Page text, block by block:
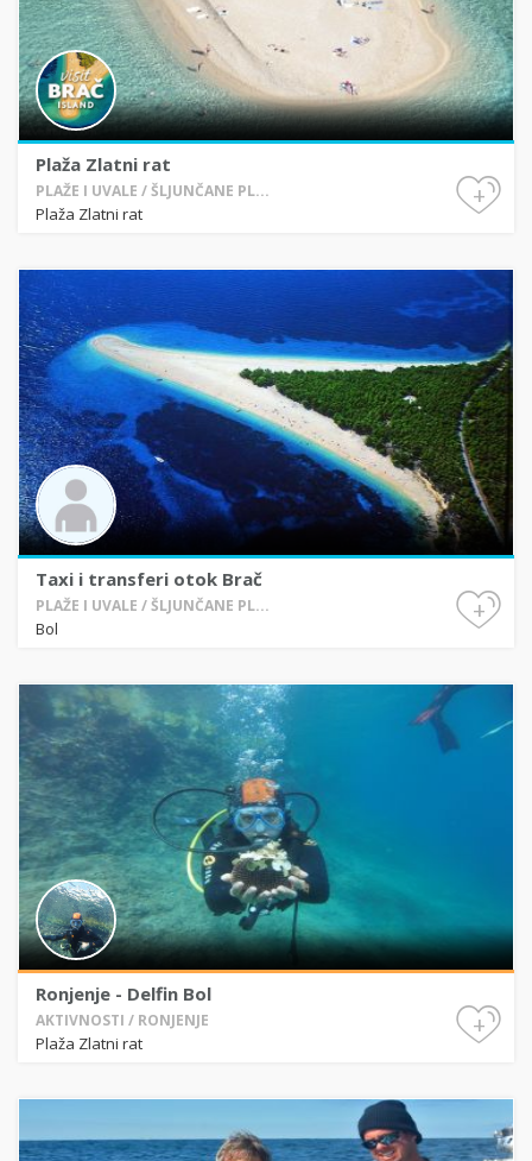
Plaža Zlatni rat
PLAŽE I UVALE / ŠLJUNČANE PL...
Plaža Zlatni rat
+
Taxi i transferi otok Brač
PLAŽE I UVALE / ŠLJUNČANE PL...
Bol
+
Ronjenje - Delfin Bol
AKTIVNOSTI / RONJENJE
Plaža Zlatni rat
+